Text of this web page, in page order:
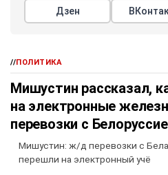
Дзен
//ПОЛИТИКА
Мишустин рассказал,
на электронные
перевозки с
Мишустин: ж/д перевозки с
перешли на электронный учё